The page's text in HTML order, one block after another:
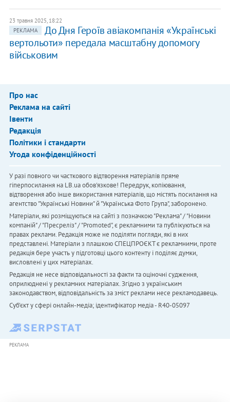
23 травня 2025, 18:22
РЕКЛАМА
До Дня Героїв авіакомпанія «Українські
вертольоти» передала масштабну допомогу
військовим
Про нас
Реклама на сайті
Івенти
Редакція
Політики і стандарти
Угода конфіденційності
У разі повного чи часткового відтворення матеріалів пряме
гіперпосилання на LB.ua обов'язкове! Передрук, копіювання,
відтворення або інше використання матеріалів, що містять посилання на
агентство "Українськi Новини" й "Українська Фото Група", заборонено.
Матеріали, які розміщуються на сайті з позначкою "Реклама" / "Новини
компаній" / "Пресреліз" / "Promoted", є рекламними та публікуються на
правах реклами. Редакція може не поділяти погляди, які в них
представлені. Матеріали з плашкою СПЕЦПРОЄКТ є рекламними, проте
редакція бере участь у підготовці цього контенту і поділяє думки,
висловлені у цих матеріалах.
Редакція не несе відповідальності за факти та оціночні судження,
оприлюднені у рекламних матеріалах. Згідно з українським
законодавством, відповідальність за зміст реклами несе рекламодавець.
Cуб'єкт у сфері онлайн-медіа; ідентифікатор медіа - R40-05097
РЕКЛАМА